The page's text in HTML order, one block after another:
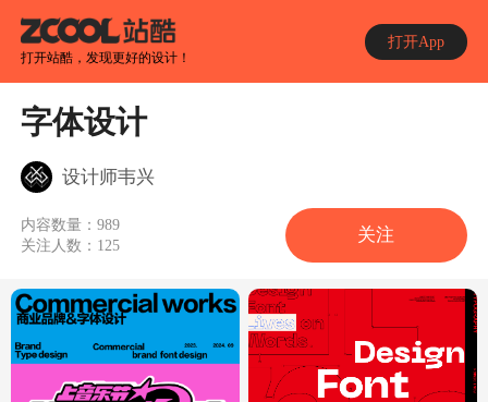
打开站酷，发现更好的设计！
打开App
字体设计
设计师韦兴
内容数量：989
关注人数： 125
关注